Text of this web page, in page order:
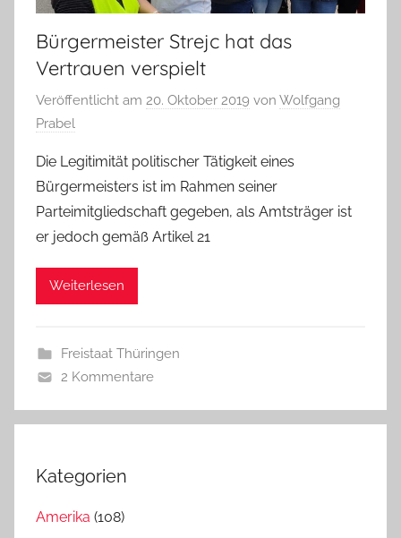
Bürgermeister Strejc hat das
Vertrauen verspielt
Veröffentlicht am 20. Oktober 2019 von Wolfgang
Prabel
Die Legitimität politischer Tätigkeit eines
Bürgermeisters ist im Rahmen seiner
Parteimitgliedschaft gegeben, als Amtsträger ist
er jedoch gemäß Artikel 21
Weiterlesen
Freistaat Thüringen
2 Kommentare
Kategorien
Amerika (108)